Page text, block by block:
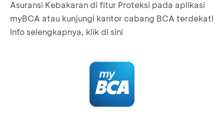
Asuransi Kebakaran di fitur Proteksi pada aplikasi
myBCA atau kunjungi kantor cabang BCA terdekat!
Info selengkapnya, klik di sini